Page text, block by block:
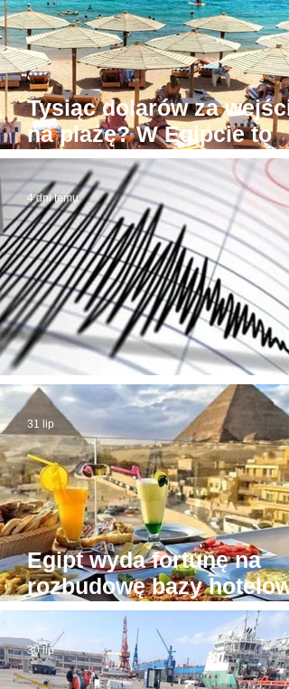
Tysiąc dolarów za
na plażę? W Egipcie to
możliwe! Stąd awantury
Trzęsienie ziemi w
4 dni temu
Egipt wyda fortunę na
rozbudowę bazy
wokół Piramid w Gizie
31 lip
30 lip